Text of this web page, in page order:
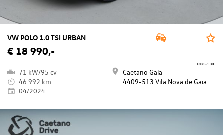
VW POLO 1.0 TSI URBAN
€ 18 990,-
71 kW/95 cv
46 992 km
04/2024
Caetano Gaia
4409-513 Vila Nova de Gaia
13085/1301